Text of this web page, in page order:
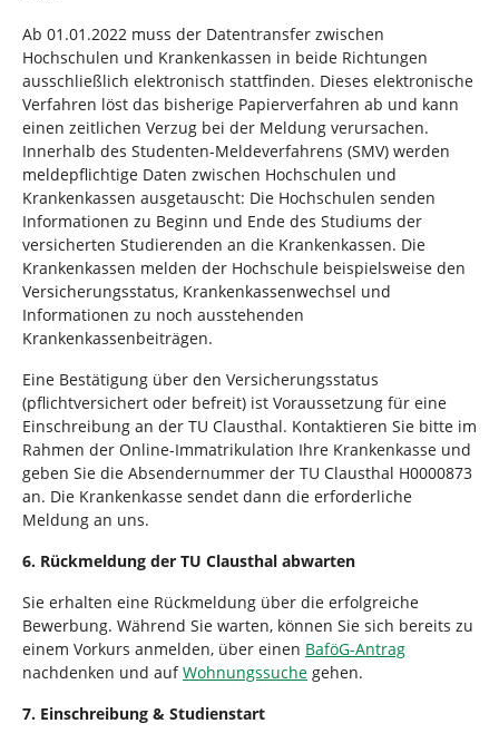
Ab 01.01.2022 muss der Datentransfer zwischen
Hochschulen und Krankenkassen in beide Richtungen
ausschließlich elektronisch stattfinden. Dieses elektronische
Verfahren löst das bisherige Papierverfahren ab und kann
einen zeitlichen Verzug bei der Meldung verursachen.
Innerhalb des Studenten-Meldeverfahrens (SMV) werden
meldepflichtige Daten zwischen Hochschulen und
Krankenkassen ausgetauscht: Die Hochschulen senden
Informationen zu Beginn und Ende des Studiums der
versicherten Studierenden an die Krankenkassen. Die
Krankenkassen melden der Hochschule beispielsweise den
Versicherungsstatus, Krankenkassenwechsel und
Informationen zu noch ausstehenden
Krankenkassenbeiträgen.
Eine Bestätigung über den Versicherungsstatus
(pflichtversichert oder befreit) ist Voraussetzung für eine
Einschreibung an der TU Clausthal. Kontaktieren Sie bitte im
Rahmen der Online-Immatrikulation Ihre Krankenkasse und
geben Sie die Absendernummer der TU Clausthal H0000873
an. Die Krankenkasse sendet dann die erforderliche
Meldung an uns.
6. Rückmeldung der TU Clausthal abwarten
Sie erhalten eine Rückmeldung über die erfolgreiche
Bewerbung. Während Sie warten, können Sie sich bereits zu
einem Vorkurs anmelden, über einen BaföG-Antrag
nachdenken und aufWohnungssuche gehen.
7. Einschreibung & Studienstart